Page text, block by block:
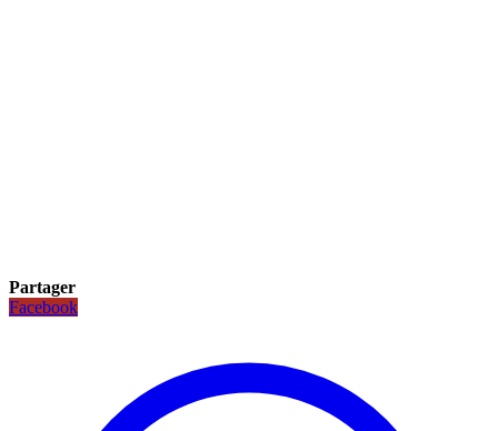
Partager
Facebook